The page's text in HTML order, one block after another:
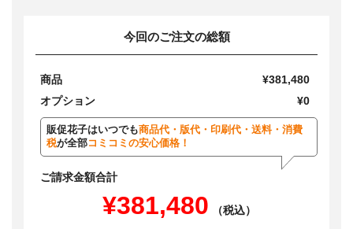
今回のご注文の総額
商品
¥381,480
オプション
¥0
販促花子はいつでも商品代・版代・印刷代・送料・消費
税が全部コミコミの安心価格！
ご請求金額合計
¥381,480
（税込）